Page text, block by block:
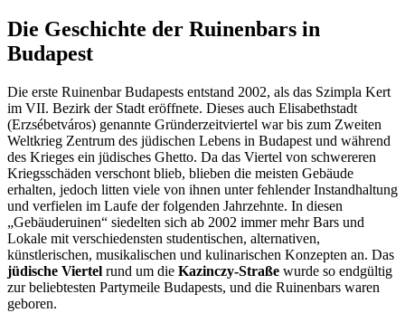
Die Geschichte der Ruinenbars in
Budapest
Die erste Ruinenbar Budapests entstand 2002, als das Szimpla Kert
im VII. Bezirk der Stadt eröffnete. Dieses auch Elisabethstadt
(Erzsébetváros) genannte Gründerzeitviertel war bis zum Zweiten
Weltkrieg Zentrum des jüdischen Lebens in Budapest und während
des Krieges ein jüdisches Ghetto. Da das Viertel von schwereren
Kriegsschäden verschont blieb, blieben die meisten Gebäude
erhalten, jedoch litten viele von ihnen unter fehlender Instandhaltung
und verfielen im Laufe der folgenden Jahrzehnte. In diesen
„Gebäuderuinen“ siedelten sich ab 2002 immer mehr Bars und
Lokale mit verschiedensten studentischen, alternativen,
künstlerischen, musikalischen und kulinarischen Konzepten an. Das
jüdische Viertel rund um die Kazinczy-Straße wurde so endgültig
zur beliebtesten Partymeile Budapests, und die Ruinenbars waren
geboren.